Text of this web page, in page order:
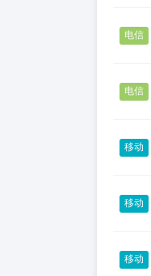
电信
电信
移动
移动
移动